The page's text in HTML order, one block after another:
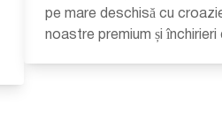
pe mare deschisă cu
noastre premium și închirieri